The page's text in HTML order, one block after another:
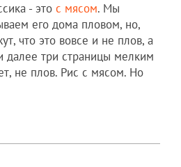
- это с мясом. Мы
его дома пловом, но,
что это вовсе и не плов, а
далее три страницы мелким
не плов. Рис с мясом. Но